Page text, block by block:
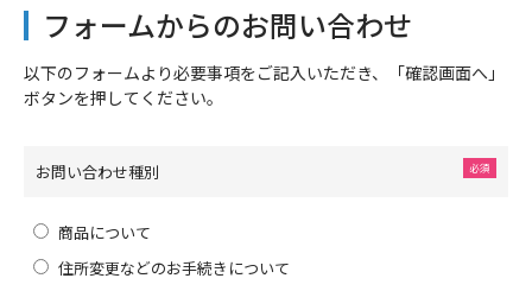
フォームからのお問い合わせ
以下のフォームより必要事項をご記入いただき、「確認画面へ」
ボタンを押してください。
お問い合わせ種別
商品について
住所変更などのお手続きについて